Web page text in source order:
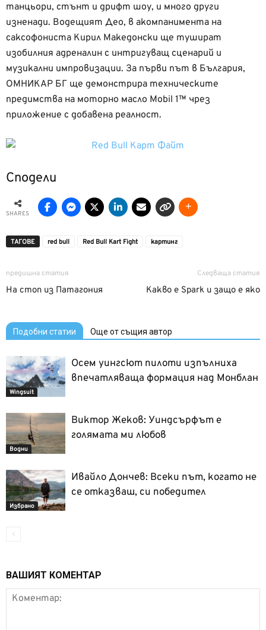
танцьори, стънт и дрифт шоу, и много други
изненади. Водещият Део, в акомпанимента на
саксофониста Кирил Македонски ще тушират
изобилния адреналин с интригуващ сценарий и
музикални импровизации. За първи път в България,
ОМНИКАР БГ ще демонстрира техническите
предимства на моторно масло Mobil 1™ чрез
приложение с добавена реалност.
Сподели
SHARES
ТАГОВЕ red bull Red Bull Kart Fight картинг
предишна статия
На стоп из Патагония
Следваща статия
Какво е Spark и защо е яко
Подобни статии Още от същия автор
Wingsuit
Осем уингсют пилоти изпълниха
впечатляваща формация над Монблан
Водни
Виктор Жеков: Уиндсърфът е
голямата ми любов
Избрано
Ивайло Дончев: Всеки път, когато не
се отказваш, си победител
ВАШИЯТ КОМЕНТАР